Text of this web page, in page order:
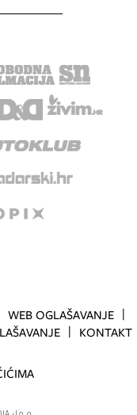
WEB OGLAŠAVANJE
KONTAKT